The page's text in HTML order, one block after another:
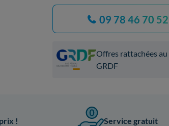
09 78 46 70 52
Offres rattachées au
GRDF
! Service gratuit